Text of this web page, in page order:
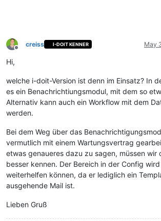
Offline
creiss I-DOIT KENNER May
Hi,
welche i-doit-Version ist denn im Einsatz? In
es ein Benachrichtiungsmodul, mit dem so
Alternativ kann auch ein Workflow mit dem
werden.
Bei dem Weg über das
vermutlich mit einem Wartungsvertrag
etwas genaueres dazu zu sagen, müssen wir
besser kennen. Der Bereich in der Config
weiterhelfen können, da er lediglich ein
ausgehende Mail ist.
Lieben Gruß